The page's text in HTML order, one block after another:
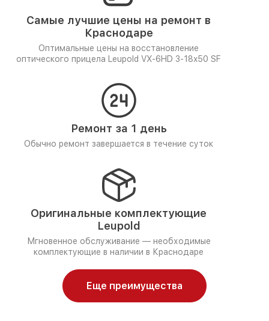
Самые лучшие цены на ремонт в
Краснодаре
Оптимальные цены на восстановление
оптического прицела Leupold VX-6HD 3-18x50 SF
Ремонт за 1 день
Обычно ремонт завершается в течение суток
Оригинальные комплектующие
Leupold
Мгновенное обслуживание — необходимые
комплектующие в наличии в Краснодаре
Еще преимущества